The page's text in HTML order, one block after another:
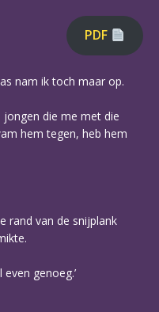
PDF
nam ik toch maar op.
jongen die me met die
hem tegen, heb hem
rand van de snijplank
genoeg.’